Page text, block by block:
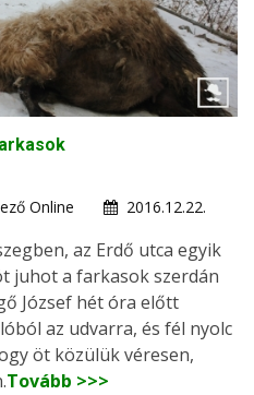
Online
2016.12.22.
az Erdő utca egyik
juhot a farkasok szerdán
József hét óra előtt
az udvarra, és fél nyolc
öt közülük véresen,
Tovább >>>